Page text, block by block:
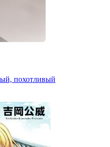
похотливый